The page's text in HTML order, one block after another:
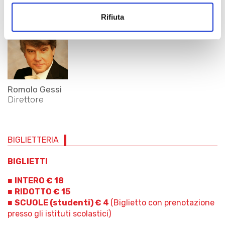
Rifiuta
Romolo Gessi
Direttore
BIGLIETTERIA
BIGLIETTI
■ INTERO € 18
■ RIDOTTO € 15
■ SCUOLE (studenti) € 4 (Biglietto con prenotazione
presso gli istituti scolastici)